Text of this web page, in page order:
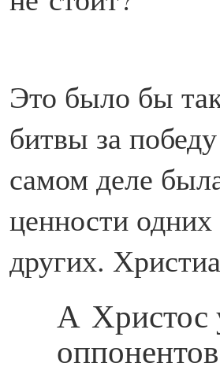
Это было бы
битвы за
самом деле
ценности
других.
А Христос